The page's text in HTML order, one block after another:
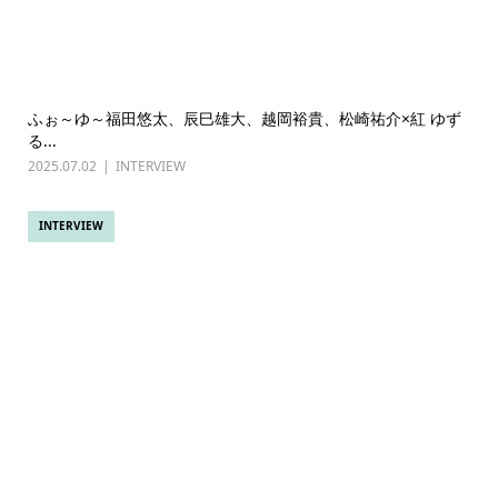
ふぉ～ゆ～福田悠太、辰巳雄大、越岡裕貴、松崎祐介×紅 ゆず
る...
2025.07.02 INTERVIEW
INTERVIEW